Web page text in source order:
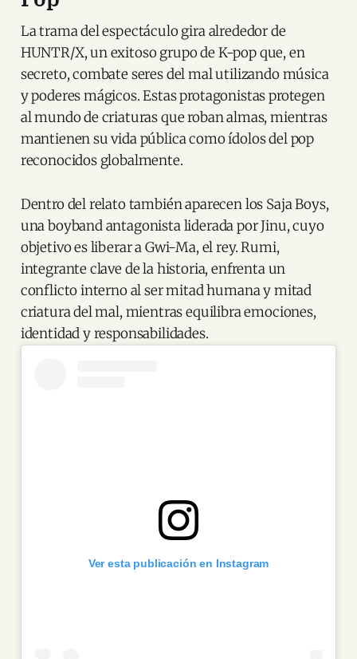
La trama del espectáculo gira alrededor de
HUNTR/X, un exitoso grupo de K-pop que, en
secreto, combate seres del mal utilizando música
y poderes mágicos. Estas protagonistas protegen
al mundo de criaturas que roban almas, mientras
mantienen su vida pública como ídolos del pop
reconocidos globalmente.
Dentro del relato también aparecen los Saja Boys,
una boyband antagonista liderada por Jinu, cuyo
objetivo es liberar a Gwi-Ma, el rey. Rumi,
integrante clave de la historia, enfrenta un
conflicto interno al ser mitad humana y mitad
criatura del mal, mientras equilibra emociones,
identidad y responsabilidades.
Ver esta publicación en Instagram